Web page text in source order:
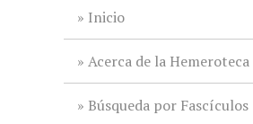
Inicio
Acerca de la Hemeroteca
Búsqueda por Fascículos